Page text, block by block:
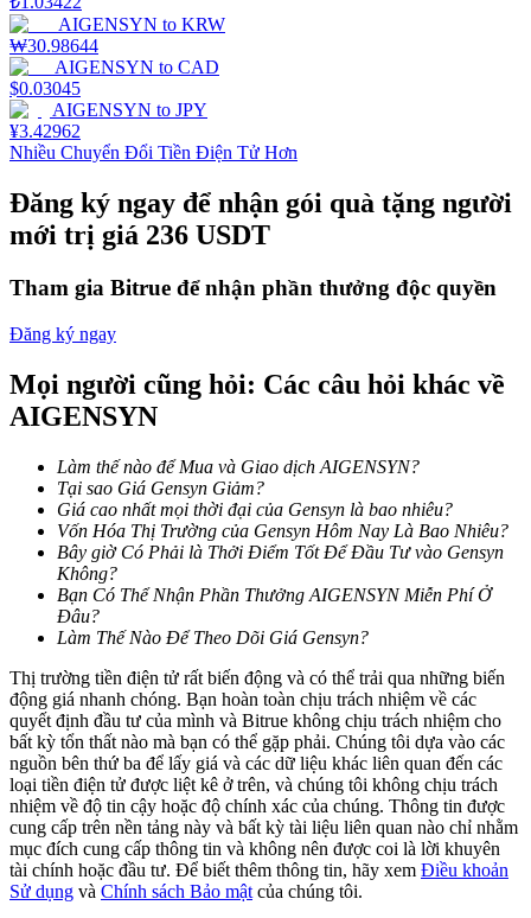
Đặt cọc linh hoạt để kiếm được các token phổ biến.
Khóa BTR
Đầu tư độc quyền cho người nắm giữ BTR
Khoản vay
Dịch vụ vay được hỗ trợ bằng tiền điện tử
AIGENSYN to KRW
₩30.98644
AIGENSYN to CAD
$0.03045
AIGENSYN to JPY
¥3.42962
Nhiều Chuyển Đổi Tiền Điện Tử Hơn
Đăng ký ngay để nhận gói quà tặng người
mới trị giá 236 USDT
Tham gia Bitrue để nhận phần thưởng độc quyền
Đăng ký ngay
Mọi người cũng hỏi: Các câu hỏi khác về
AIGENSYN
Làm thế nào để Mua và Giao dịch AIGENSYN?
Tại sao Giá Gensyn Giảm?
Giá cao nhất mọi thời đại của Gensyn là bao nhiêu?
Vốn Hóa Thị Trường của Gensyn Hôm Nay Là Bao Nhiêu?
Bây giờ Có Phải là Thởi Điểm Tốt Để Đầu Tư vào Gensyn
Không?
Bạn Có Thể Nhận Phần Thưởng AIGENSYN Miễn Phí Ở
Đâu?
Làm Thế Nào Để Theo Dõi Giá Gensyn?
Thị trường tiền điện tử rất biến động và có thể trải qua những biến
động giá nhanh chóng. Bạn hoàn toàn chịu trách nhiệm về các
quyết định đầu tư của mình và Bitrue không chịu trách nhiệm cho
bất kỳ tổn thất nào mà bạn có thể gặp phải. Chúng tôi dựa vào các
nguồn bên thứ ba để lấy giá và các dữ liệu khác liên quan đến các
loại tiền điện tử được liệt kê ở trên, và chúng tôi không chịu trách
nhiệm về độ tin cậy hoặc độ chính xác của chúng. Thông tin được
cung cấp trên nền tảng này và bất kỳ tài liệu liên quan nào chỉ nhằm
mục đích cung cấp thông tin và không nên được coi là lời khuyên
tài chính hoặc đầu tư. Để biết thêm thông tin, hãy xem Điều khoản
Sử dụng và Chính sách Bảo mật của chúng tôi.